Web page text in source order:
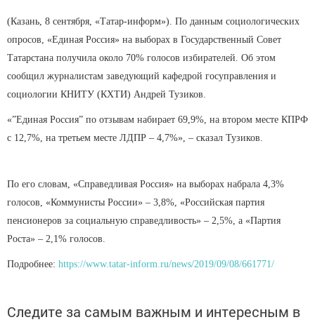
(Казань, 8 сентября, «Татар-информ»). По данным социологических
опросов, «Единая Россия» на выборах в Государственный Совет
Татарстана получила около 70% голосов избирателей. Об этом
сообщил журналистам заведующий кафедрой госуправления и
социологии КНИТУ (КХТИ) Андрей Тузиков.
«”Единая Россия” по отзывам набирает 69,9%, на втором месте КПРФ
с 12,7%, на третьем месте ЛДПР – 4,7%», – сказал Тузиков.
По его словам, «Справедливая Россия» на выборах набрала 4,3%
голосов, «Коммунисты России» – 3,8%, «Российская партия
пенсионеров за социальную справедливость» – 2,5%, а «Партия
Роста» – 2,1% голосов.
Подробнее: https://www.tatar-inform.ru/news/2019/09/08/661771/
Следите за самым важным и интересным в